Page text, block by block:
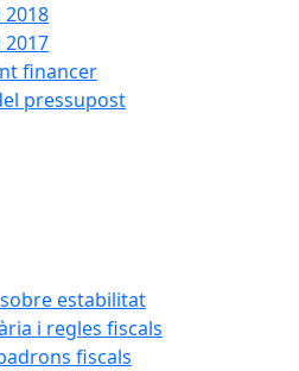
2018
2017
financer
pressupost
estabilitat
i regles fiscals
fiscals